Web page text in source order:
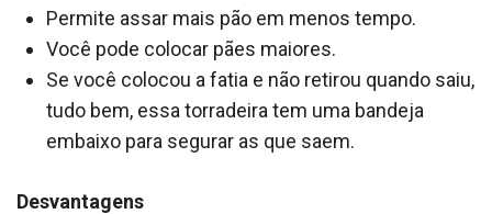
Permite assar mais pão em menos tempo.
Você pode colocar pães maiores.
Se você colocou a fatia e não retirou quando saiu,
tudo bem, essa torradeira tem uma bandeja
embaixo para segurar as que saem.
Desvantagens